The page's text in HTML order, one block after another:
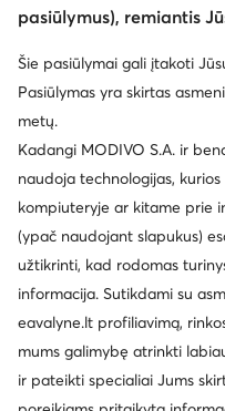
pasiūlymus), remiantis
Šie pasiūlymai gali įtakoti
Pasiūlymas yra skirtas
metų.
Kadangi MODIVO S.A. ir
naudoja technologijas,
kompiuteryje ar kitame prie
(ypač naudojant slapukus)
užtikrinti, kad rodomas
informacija. Sutikdami su
eavalyne.lt profiliavimą,
mums galimybę atrinkti
ir pateikti specialiai Jums